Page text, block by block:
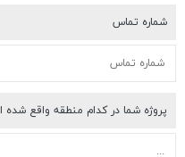
تماس
شما در کدام منطقه واقع شده است؟